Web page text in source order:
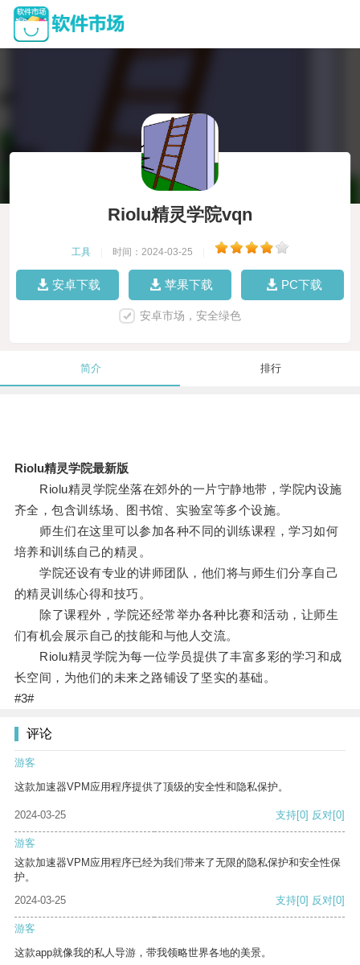
Riolu精灵学院vqn
工具 时间：2024-03-25
安卓下载 苹果下载 PC下载
安卓市场，安全绿色
简介 排行
Riolu精灵学院最新版
Riolu精灵学院坐落在郊外的一片宁静地带，学院内设施
齐全，包含训练场、图书馆、实验室等多个设施。
师生们在这里可以参加各种不同的训练课程，学习如何
培养和训练自己的精灵。
学院还设有专业的讲师团队，他们将与师生们分享自己
的精灵训练心得和技巧。
除了课程外，学院还经常举办各种比赛和活动，让师生
们有机会展示自己的技能和与他人交流。
Riolu精灵学院为每一位学员提供了丰富多彩的学习和成
长空间，为他们的未来之路铺设了坚实的基础。
#3#
评论
游客
这款加速器VPM应用程序提供了顶级的安全性和隐私保护。
2024-03-25 支持[0] 反对[0]
游客
这款加速器VPM应用程序已经为我们带来了无限的隐私保护和安全性保
护。
2024-03-25
支持[0] 反对[0]
游客
这款app就像我的私人导游，带我领略世界各地的美景。